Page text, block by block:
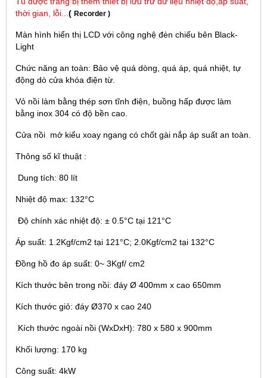
thời gian, lỗi... ( Recorder )
Màn hình hiển thị LCD với công nghệ đèn chiếu bên Black-
Light
Chức năng an toàn: Bảo vệ quá dòng, quá áp, quá nhiệt, tự
động dò cửa khóa điện từ.
Vỏ nồi làm bằng thép sơn tĩnh điện, buồng hấp được làm
bằng inox 304 có độ bền cao.
Cửa nồi mở kiểu xoay ngang có chốt gài nắp áp suất an toàn.
Thông số kĩ thuật :
Dung tích: 80 lít
Nhiệt độ max: 132°C
Độ chính xác nhiệt độ: ± 0.5°C tại 121°C
Áp suất: 1.2Kgf/cm2 tại 121°C; 2.0Kgf/cm2 tại 132°C
Đồng hồ đo áp suất: 0~ 3Kgf/ cm2
Kích thước bên trong nồi: đáy Ø 400mm x cao 650mm
Kích thước giỏ: đáy Ø370 x cao 240
Kích thước ngoài nồi (WxDxH): 780 x 580 x 900mm
Khối lượng: 170 kg
Công suất: 4kW